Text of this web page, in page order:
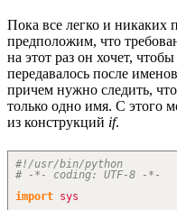
Пока все легко и никаких
предположим, что
на этот раз он хочет,
передавалось после
причем нужно следить,
только одно имя. С этого
из конструкций if.
#!/usr/bin/python
# -*- coding: UTF-8 -*-
import sys